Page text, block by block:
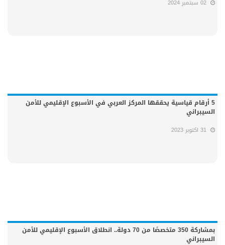
02 سبتمبر 2024
5 أرقام قياسية يحققها المركز العربي في الأسبوع الإقليمي للأمن
السيبراني
31 اكتوبر 2023
بمشاركة 350 متخصصًا من 70 دولة.. انطلاق الأسبوع الإقليمي للأمن
السيبراني